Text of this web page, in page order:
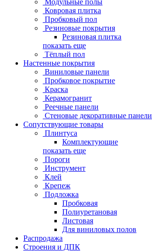
Ковровая плитка
Пробковый пол
Резиновые покрытия
Резиновая плитка
показать еще
Тёплый пол
Настенные покрытия
Виниловые панели
Пробковое покрытие
Краска
Керамогранит
Реечные панели
Стеновые декоративные панели
Сопутствующие товары
Плинтуса
Комплектующие
показать еще
Пороги
Инструмент
Клей
Крепеж
Подложка
Пробковая
Полиуретановая
Листовая
Для виниловых полов
Распродажа
Строения и ДПК